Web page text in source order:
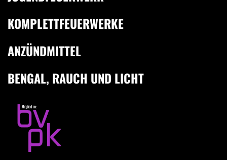
KOMPLETTFEUERWERKE
ANZÜNDMITTEL
BENGAL, RAUCH UND LICHT